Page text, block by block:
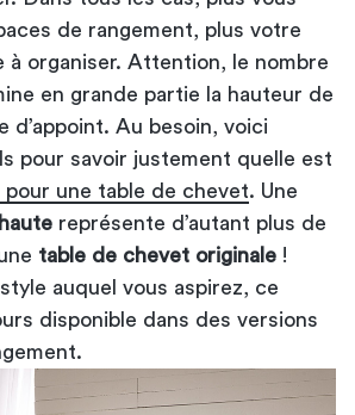
de rangement, plus votre
à organiser. Attention, le nombre
en grande partie la hauteur de
Au besoin, voici
pour savoir justement quelle est
pour une table de chevet. Une
représente d’autant plus de
table de chevet originale !
auquel vous aspirez, ce
disponible dans des versions